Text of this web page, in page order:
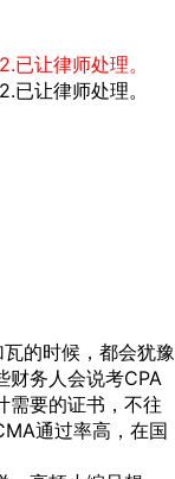
已让律师处理。
已让律师处理。
的时候，都会犹豫
财务人会说考CPA
需要的证书，不往
通过率高，在国